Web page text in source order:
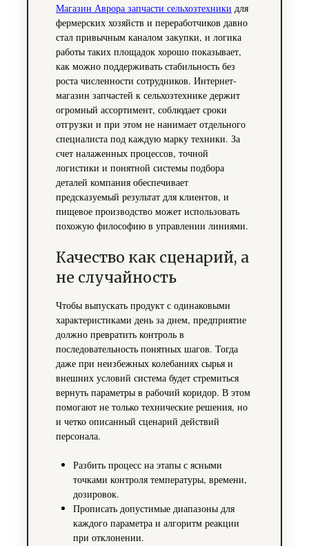
Магазин Аврора запчасти сельхозтехники для
фермерских хозяйств и переработчиков давно
стал привычным каналом закупки, и логика
работы таких площадок хорошо показывает,
как можно поддерживать стабильность без
роста численности сотрудников. Интернет-
магазин запчастей к сельхозтехнике держит
огромный ассортимент, соблюдает сроки
отгрузки и при этом не нанимает отдельного
специалиста под каждую марку техники. За
счет налаженных процессов, точной
логистики и понятной системы подбора
деталей компания обеспечивает
предсказуемый результат для клиентов, и
пищевое производство может использовать
похожую философию в управлении линиями.
Качество как сценарий, а
не случайность
Чтобы выпускать продукт с одинаковыми
характеристиками день за днем, предприятие
должно превратить контроль в
последовательность понятных шагов. Тогда
даже при неизбежных колебаниях сырья и
внешних условий система будет стремиться
вернуть параметры в рабочий коридор. В этом
помогают не только технические решения, но
и четко описанный сценарий действий
персонала.
Разбить процесс на этапы с ясными
точками контроля температуры, времени,
дозировок.
Прописать допустимые диапазоны для
каждого параметра и алгоритм реакции
при отклонении.